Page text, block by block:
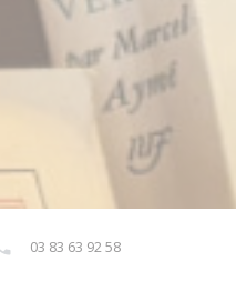
03 83 63 92 58